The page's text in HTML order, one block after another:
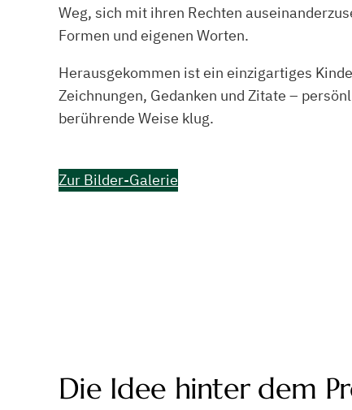
Weg, sich mit ihren Rechten
Formen und eigenen Worten.
Herausgekommen ist ein einzigartiges
Zeichnungen, Gedanken und Zitate –
berührende Weise klug.
Zur Bilder-Galerie
Die Idee hinter dem